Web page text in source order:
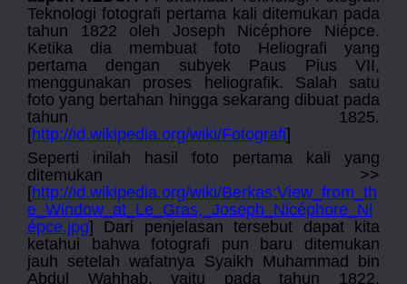
Teknologi fotografi pertama kali ditemukan pada
tahun 1822 oleh Joseph Nicéphore Niépce.
Ketika dia membuat foto Heliografi yang
pertama dengan subyek Paus Pius VII,
menggunakan proses heliografik. Salah satu
foto yang bertahan hingga sekarang dibuat pada
tahun 1825.
[http://id.wikipedia.org/wiki/Fotografi]
Seperti inilah hasil foto pertama kali yang
ditemukan >>
[http://id.wikipedia.org/wiki/Berkas:View_from_th
e_Window_at_Le_Gras,_Joseph_Nicéphore_Ni
épce.jpg] Dari penjelasan tersebut dapat kita
ketahui bahwa fotografi pun baru ditemukan
jauh setelah wafatnya Syaikh Muhammad bin
Abdul Wahhab, yaitu pada tahun 1822,